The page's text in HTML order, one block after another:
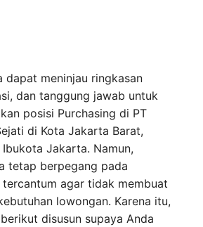
dapat meninjau ringkasan
dan tanggung jawab untuk
posisi Purchasing di PT
di Kota Jakarta Barat,
Ibukota Jakarta. Namun,
tetap berpegang pada
agar tidak membuat
lowongan. Karena itu,
disusun supaya Anda